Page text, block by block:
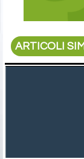
ARTICOLI